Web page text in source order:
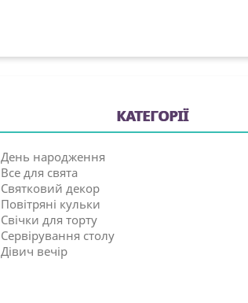
КАТЕГОРІЇ
День народження
Все для свята
Святковий декор
Повітряні кульки
Свічки для торту
Сервірування столу
Дівич вечір